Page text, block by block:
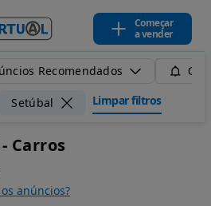
Começar
a vender
Recomendados
Setúbal Limpar filtros
Carros
anúncios?